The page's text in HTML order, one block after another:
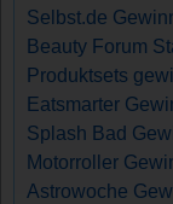
Selbst.de
Beauty Forum
Produktsets
Eatsmarter
Splash Bad
Motorroller
Astrowoche